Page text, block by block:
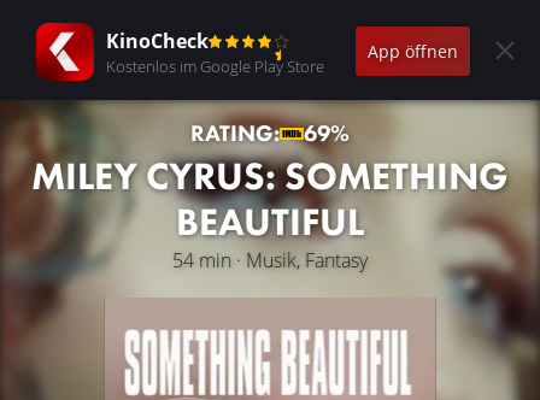
KinoCheck
Kostenlos im Google Play Store
App öffnen
RATING: 69%
MILEY CYRUS: SOMETHING
BEAUTIFUL
54 min · Musik, Fantasy